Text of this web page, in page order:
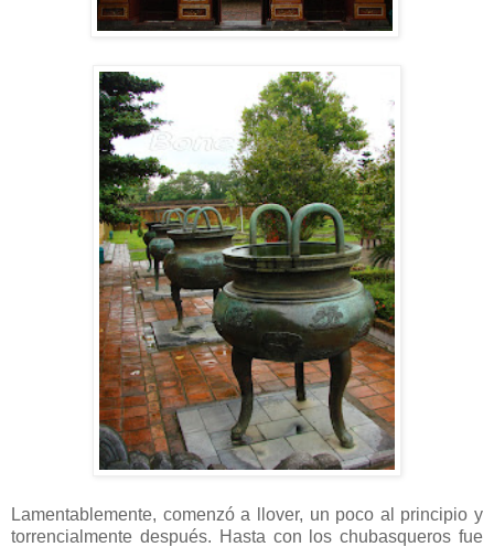
Lamentablemente, comenzó a llover, un poco al principio y
torrencialmente después. Hasta con los chubasqueros fue